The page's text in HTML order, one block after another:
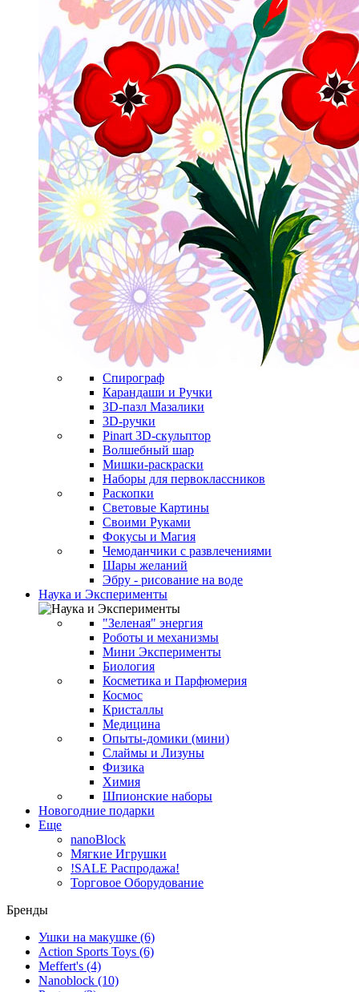
Спирограф
Карандаши и Ручки
3D-пазл Мазалики
3D-ручки
Pinart 3D-скульптор
Волшебный шар
Мишки-раскраски
Наборы для первоклассников
Раскопки
Световые Картины
Своими Руками
Фокусы и Магия
Чемоданчики с развлечениями
Шары желаний
Эбру - рисование на воде
Наука и Эксперименты
"Зеленая" энергия
Роботы и механизмы
Мини Эксперименты
Биология
Косметика и Парфюмерия
Космос
Кристаллы
Медицина
Опыты-домики (мини)
Слаймы и Лизуны
Физика
Химия
Шпионские наборы
Новогодние подарки
Еще
nanoBlock
Мягкие Игрушки
!SALE Распродажа!
Торговое Оборудование
Бренды
Ушки на макушке (6)
Action Sports Toys (6)
Meffert's (4)
Nanoblock (10)